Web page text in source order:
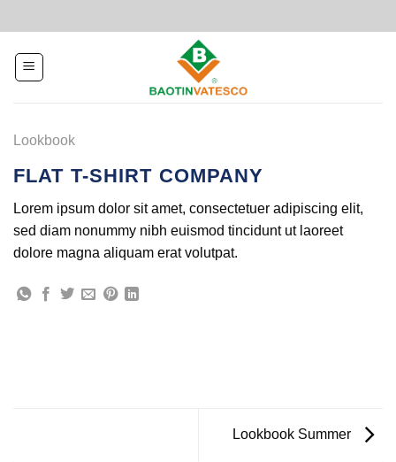
to
content
Lookbook
FLAT T-SHIRT COMPANY
Lorem ipsum dolor sit amet, consectetuer adipiscing elit,
sed diam nonummy nibh euismod tincidunt ut laoreet
dolore magna aliquam erat volutpat.
Lookbook Summer